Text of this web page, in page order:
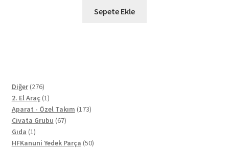
Sepete Ekle
Diğer 276276
ürün
2. El Araç 11
ürün
Aparat - Özel Takım 173173
Civata Grubu 6767
Gıda 11
ürün
HFKanuni Yedek Parça 5050